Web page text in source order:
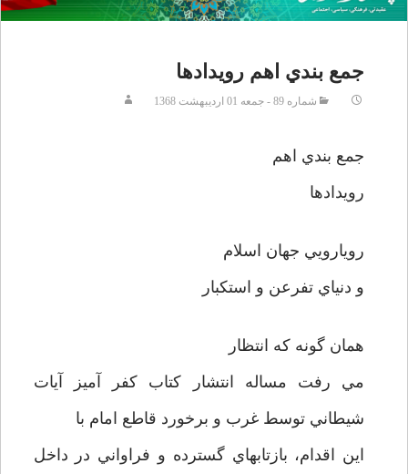
جمع بندي اهم رويدادها
شماره 89 - جمعه 01 ارديبهشت 1368
جمع بندي اهم
رويدادها
رويارويي جهان اسلام
و دنياي تفرعن و استكبار
همان گونه كه انتظار
مي رفت مساله انتشار كتاب كفر آميز آيات
شيطاني توسط غرب و برخورد قاطع امام با
اين اقدام، بازتابهاي گسترده و فراواني در داخل